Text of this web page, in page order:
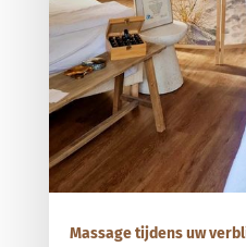
Massage tijdens uw